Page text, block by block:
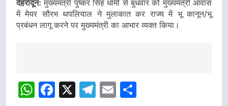
देहरादून: मुख्यमंत्री पुष्कर सिंह धामी से बुधवार को मुख्यमंत्री आवास
में मेयर सौरभ थपलियाल ने मुलाकात कर राज्य में भू कानून/भू
प्रबंधन लागू करने पर मुख्यमंत्री का आभार व्यक्त किया।
Navigation
WhatsApp
Facebook
X Telegram
Email